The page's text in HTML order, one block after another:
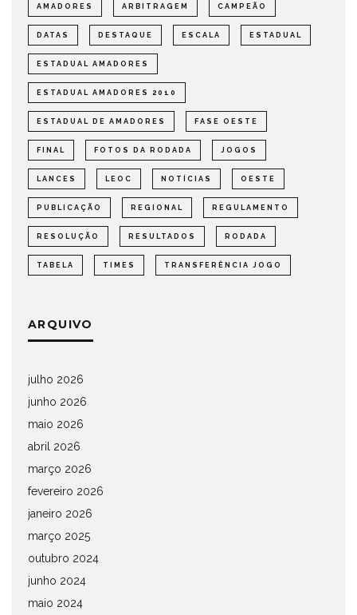
AMADORES ARBITRAGEM CAMPEÃO
DATAS DESTAQUE ESCALA ESTADUAL
ESTADUAL AMADORES
ESTADUAL AMADORES 2010
ESTADUAL DE AMADORES FASE OESTE
FINAL FOTOS DA RODADA JOGOS
LANCES LEOC NOTÍCIAS OESTE
PUBLICAÇÃO REGIONAL REGULAMENTO
RESOLUÇÃO RESULTADOS RODADA
TABELA TIMES TRANSFERÊNCIA JOGO
ARQUIVO
julho 2026
junho 2026
maio 2026
abril 2026
março 2026
fevereiro 2026
janeiro 2026
março 2025
outubro 2024
junho 2024
maio 2024